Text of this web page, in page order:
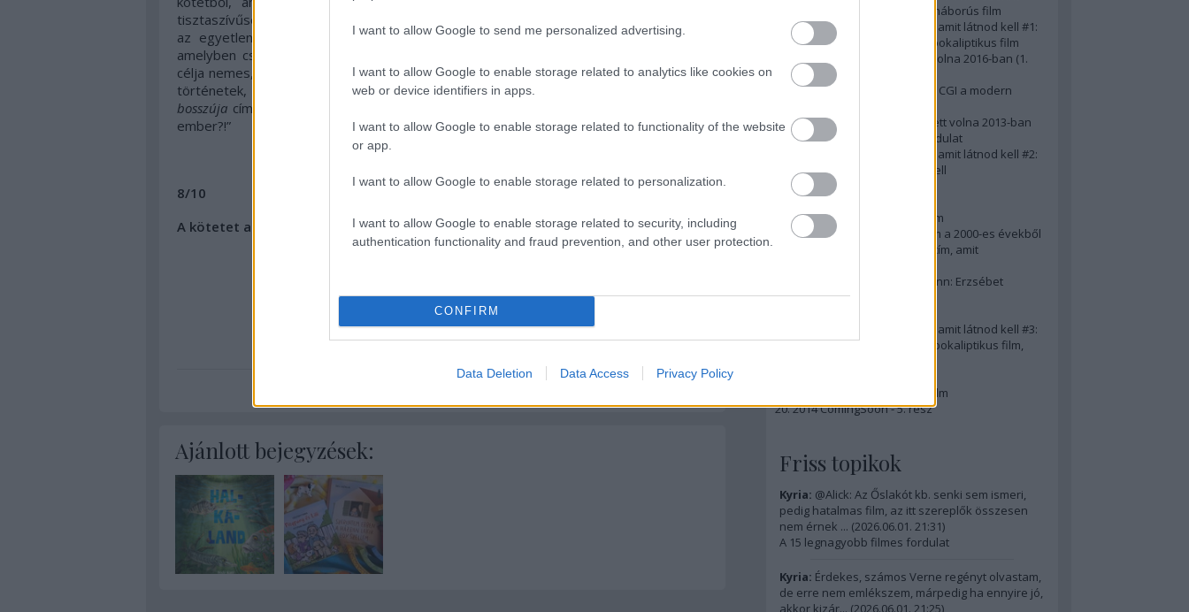
I want to allow Google to send me personalized advertising.
I want to allow Google to enable storage related to analytics like cookies on
web or device identifiers in apps.
I want to allow Google to enable storage related to functionality of the website
or app.
I want to allow Google to enable storage related to personalization.
I want to allow Google to enable storage related to security, including
authentication functionality and fraud prevention, and other user protection.
CONFIRM
Data Deletion Data Access Privacy Policy
tisztaszívűségről. A legtöbb történet valójában népmesékhez képest egészen szelíd,
az egyetlen igazán brutális mese talánA Jó és Gonosz utazása(kirgiz népmese),
amelyben csonkítások és mindenféle egyéb kegyetlenkedések szerepelnek. A kötet
célja nemes, a mesék élvezetesek, így remélhetőleg minél többekhez eljutnak ezek a
történetek, amelyek elgondolkodtatóak és cselekvésre késztetőek. Ahogy
bosszújacímű vogul-manysi népmesében olvassuk: „Vajon mindig ember tud lenni az
ember?!”
8/10
A kötetet a Magvető Kiadó jóvoltából volt lehetőségem elolvasni.
Szólj hozzá!
Ajánlott bejegyzések:
A 10 legjobb második világháborús film
50 posztapokaliptikus film, amit látnod kell #1:
A 10 legkreatívabb posztapokaliptikus film
20 film, amit látnod kellett volna 2016-ban (1.
rész)
Ezért néz ki borzasztóan a CGI a modern
15(+1) film, amit látnod kellett volna 2013-ban
A 15 legnagyobb filmes fordulat
50 posztapokaliptikus film, amit látnod kell #2:
10 zombifilm, amit látnod kell
A 10 legjobb gengszterfilm
A 10 legjobb Brad Pitt-film
A 10 legjobb Mel Gibson-film
Az igazi 10 legjobb akciófilm a 2000-es évekből
10 iszonyatos magyar filmcím, amit
Könyvkritika: Brigitte Hamann: Erzsébet
királyné (2019)
50 posztapokaliptikus film, amit látnod kell #3:
10 (nem is annyira) posztapokaliptikus film,
A 10 legjobb Matt Damon-film
2014 ComingSoon - 5. rész
Friss topikok
Kyria: @Alick: Az Őslakót kb. senki sem ismeri,
pedig hatalmas film, az itt szereplők összesen
nem érnek ... (2026.06.01. 21:31)
A 15 legnagyobb filmes fordulat
Kyria: Érdekes, számos Verne regényt olvastam,
de erre nem emlékszem, márpedig ha ennyire jó,
akkor kizár... (2026.06.01. 21:25)